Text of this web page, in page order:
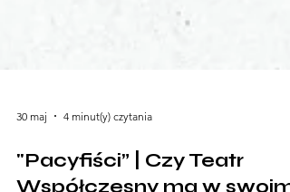
30 maj 4 minut(y) czytania